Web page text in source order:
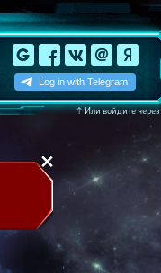
↑Или войдите через